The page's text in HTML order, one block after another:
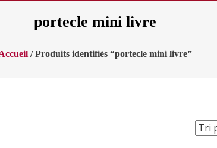
portecle mini livre
/ Produits identifiés “portecle mini livre”